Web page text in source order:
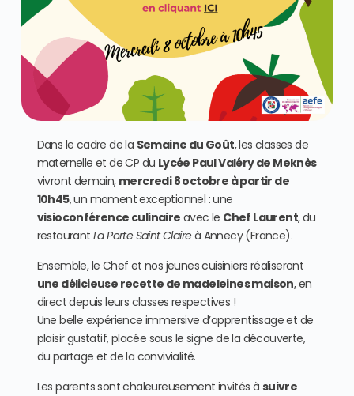
Dans le cadre de la Semaine du Goût, les classes de
maternelle et de CP du Lycée Paul Valéry de Meknès
vivront demain, mercredi 8 octobre à partir de
10h45, un moment exceptionnel : une
visioconférence culinaire avec le Chef Laurent, du
restaurant La Porte Saint Claireà Annecy (France).
Ensemble, le Chef et nos jeunes cuisiniers réaliseront
une délicieuse recette de madeleines maison, en
direct depuis leurs classes respectives !
Une belle expérience immersive d’apprentissage et de
plaisir gustatif, placée sous le signe de la découverte,
du partage et de la convivialité.
Les parents sont chaleureusement invités à suivre